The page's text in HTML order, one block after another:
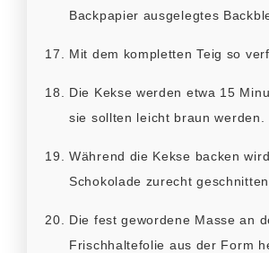
Backpapier ausgelegtes
Mit dem kompletten Teig so
Die Kekse werden etwa 15
sie sollten leicht braun werden.
Während die Kekse backen
Schokolade zurecht geschnitten.
Die fest gewordene Masse an
Frischhaltefolie aus der Form